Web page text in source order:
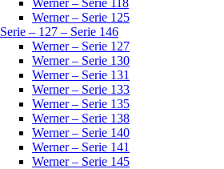
Werner – Serie 118
Werner – Serie 125
Serie – 127 – Serie 146
Werner – Serie 127
Werner – Serie 130
Werner – Serie 131
Werner – Serie 133
Werner – Serie 135
Werner – Serie 138
Werner – Serie 140
Werner – Serie 141
Werner – Serie 145